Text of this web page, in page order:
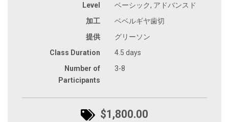
Level
ベーシック, アドバンスド
加工
ベベルギヤ歯切
提供
グリーソン
Class Duration
4.5 days
Number of
Participants
3-8
$1,800.00